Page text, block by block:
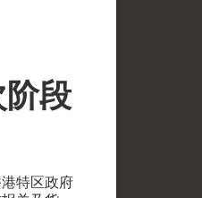
段
特区政府